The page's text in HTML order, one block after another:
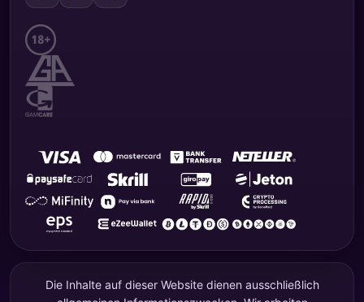
Die Inhalte auf dieser Website dienen ausschließlich